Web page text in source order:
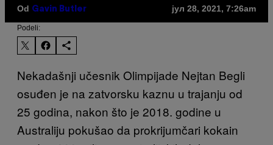
Od Gavin Butler јул 28, 2021, 7:26am
Podeli:
Nekadašnji učesnik Olimpijade Nejtan Begli
osuđen je na zatvorsku kaznu u trajanju od
25 godina, nakon što je 2018. godine u
Australiju pokušao da prokrijumčari kokain